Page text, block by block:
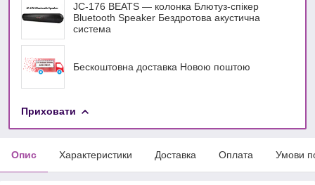
JC-176 BEATS — колонка Блютуз-спікер
Bluetooth Speaker Бездротова акустична
система
Бескоштовна доставка Новою поштою
Приховати
Опис Характеристики Доставка Оплата Умови